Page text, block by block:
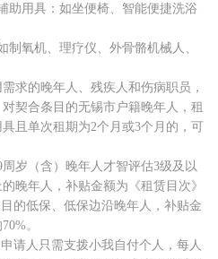
用具：如坐便椅、智能便捷洗浴
氧机、理疗仪、外骨骼机械人、
的晚年人、残疾人和伤病职员，
契合条目的无锡市户籍晚年人，租
且单次租期为2个月或3个月的，可
（含）晚年人才智评估3级及以
晚年人，补贴金额为《租赁目次》
的低保、低保边沿晚年人，补贴金
。
人只需支拨小我自付个人，每人